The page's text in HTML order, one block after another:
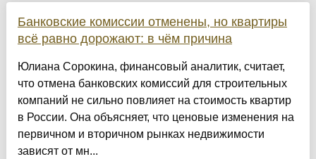
Банковские комиссии отменены, но квартиры
всё равно дорожают: в чём причина
Юлиана Сорокина, финансовый аналитик, считает,
что отмена банковских комиссий для строительных
компаний не сильно повлияет на стоимость квартир
в России. Она объясняет, что ценовые изменения на
первичном и вторичном рынках недвижимости
зависят от мн...